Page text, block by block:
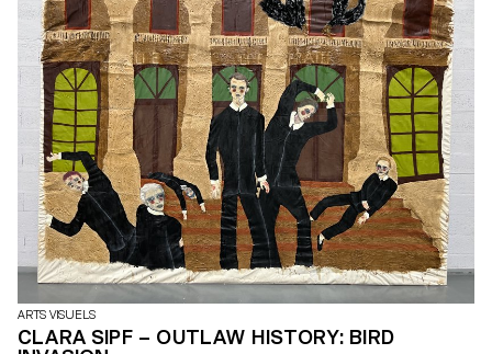
ARTS VISUELS
CLARA SIPF – OUTLAW HISTORY: BIRD